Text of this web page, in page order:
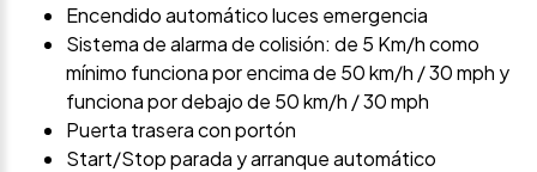
Encendido automático luces emergencia
Sistema de alarma de colisión: de 5 Km/h como
mínimo funciona por encima de 50 km/h / 30 mph y
funciona por debajo de 50 km/h / 30 mph
Puerta trasera con portón
Start/Stop parada y arranque automático